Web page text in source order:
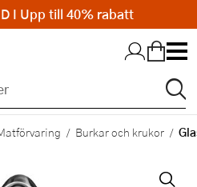
Burkar och krukor
I Upp till 40% rabatt